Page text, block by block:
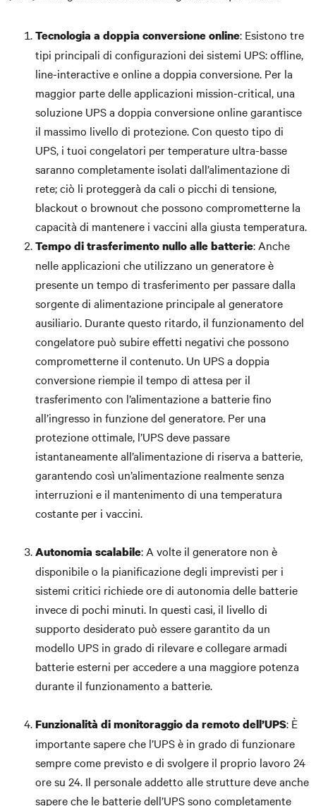
Tecnologia a doppia conversione online: Esistono tre
tipi principali di configurazioni dei sistemi UPS: offline,
line-interactive e online a doppia conversione. Per la
maggior parte delle applicazioni mission-critical, una
soluzione UPS a doppia conversione online garantisce
il massimo livello di protezione. Con questo tipo di
UPS, i tuoi congelatori per temperature ultra-basse
saranno completamente isolati dall’alimentazione di
rete; ciò li proteggerà da cali o picchi di tensione,
blackout o brownout che possono comprometterne la
capacità di mantenere i vaccini alla giusta temperatura.
Tempo di trasferimento nullo alle batterie: Anche
nelle applicazioni che utilizzano un generatore è
presente un tempo di trasferimento per passare dalla
sorgente di alimentazione principale al generatore
ausiliario. Durante questo ritardo, il funzionamento del
congelatore può subire effetti negativi che possono
comprometterne il contenuto. Un UPS a doppia
conversione riempie il tempo di attesa per il
trasferimento con l’alimentazione a batterie fino
all’ingresso in funzione del generatore. Per una
protezione ottimale, l’UPS deve passare
istantaneamente all’alimentazione di riserva a batterie,
garantendo così un’alimentazione realmente senza
interruzioni e il mantenimento di una temperatura
costante per i vaccini.
Autonomia scalabile: A volte il generatore non è
disponibile o la pianificazione degli imprevisti per i
sistemi critici richiede ore di autonomia delle batterie
invece di pochi minuti. In questi casi, il livello di
supporto desiderato può essere garantito da un
modello UPS in grado di rilevare e collegare armadi
batterie esterni per accedere a una maggiore potenza
durante il funzionamento a batterie.
Funzionalità di monitoraggioda remoto dell’UPS: È
importante sapere che l’UPS è in grado di funzionare
sempre come previsto e di svolgere il proprio lavoro 24
ore su 24. Il personale addetto alle strutture deve anche
sapere che le batterie dell’UPS sono completamente